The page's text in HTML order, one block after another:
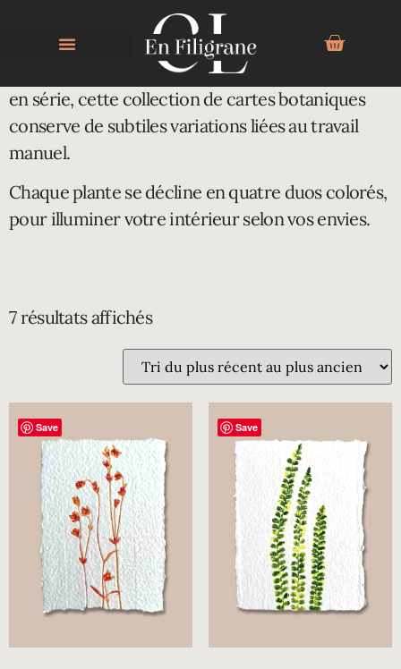
CARTE BOTANIQUE
Imprimé à la main sur papier artisanal et fabriqué
en série, cette collection de cartes botaniques
conserve de subtiles variations liées au travail
manuel.
Chaque plante se décline en quatre duos colorés,
pour illuminer votre intérieur selon vos envies.
7 résultats affichés
Save Save